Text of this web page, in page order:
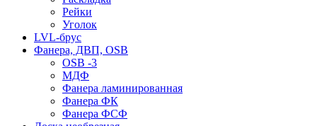
Рейки
Уголок
LVL-брус
Фанера, ДВП, OSB
OSB -3
МДФ
Фанера ламинированная
Фанера ФК
Фанера ФСФ